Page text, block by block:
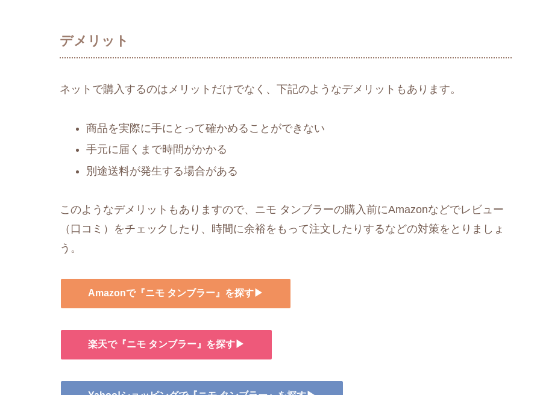
デメリット
ネットで購入するのはメリットだけでなく、下記のようなデメリットもあります。
商品を実際に手にとって確かめることができない
手元に届くまで時間がかかる
別途送料が発生する場合がある
このようなデメリットもありますので、ニモ タンブラーの購入前にAmazonなどでレビュー
（口コミ）をチェックしたり、時間に余裕をもって注文したりするなどの対策をとりましょ
う。
Amazonで『ニモ タンブラー』を探す▶
楽天で『ニモ タンブラー』を探す▶